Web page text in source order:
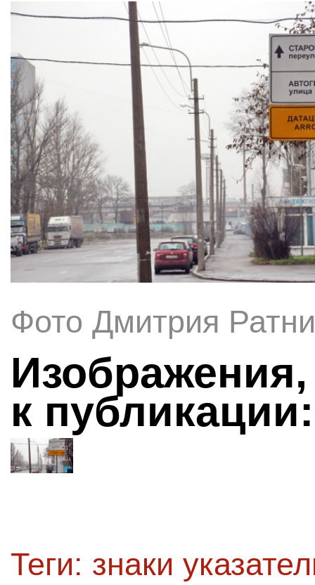
Фото Дмитрия
к публикации:
Теги: знаки